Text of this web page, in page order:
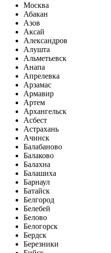
Москва
Абакан
Азов
Аксай
Александров
Алушта
Альметьевск
Анапа
Апрелевка
Арзамас
Армавир
Артем
Архангельск
Асбест
Астрахань
Ачинск
Балабаново
Балаково
Балахна
Балашиха
Барнаул
Батайск
Белгород
Белебей
Белово
Белогорск
Бердск
Березники